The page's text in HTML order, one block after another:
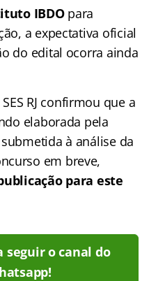
IBDOpara
a expectativa oficial
do edital ocorra ainda
RJ confirmou que a
elaborada pela
à análise da
em breve,
para este
seguir o canal do